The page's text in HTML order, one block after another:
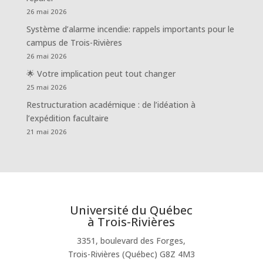
26 mai 2026
Système d’alarme incendie: rappels importants pour le
campus de Trois-Rivières
26 mai 2026
🌟 Votre implication peut tout changer
25 mai 2026
Restructuration académique : de l’idéation à
l’expédition facultaire
21 mai 2026
Université du Québec
à Trois-Rivières
3351, boulevard des Forges,
Trois-Rivières (Québec) G8Z 4M3